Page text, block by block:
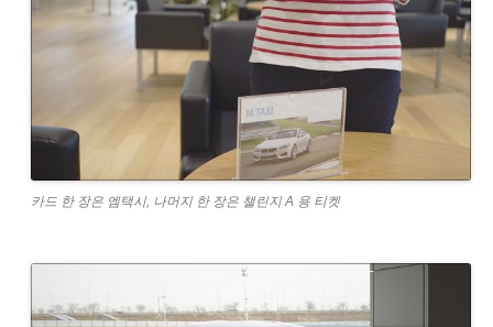
카드 한 장은 엠택시, 나머지 한 장은 챌린지 A 용 티켓